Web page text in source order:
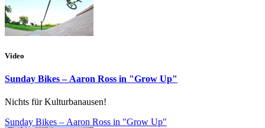
Video
Sunday Bikes – Aaron Ross in "Grow Up"
Nichts für Kulturbanausen!
Sunday Bikes – Aaron Ross in "Grow Up"